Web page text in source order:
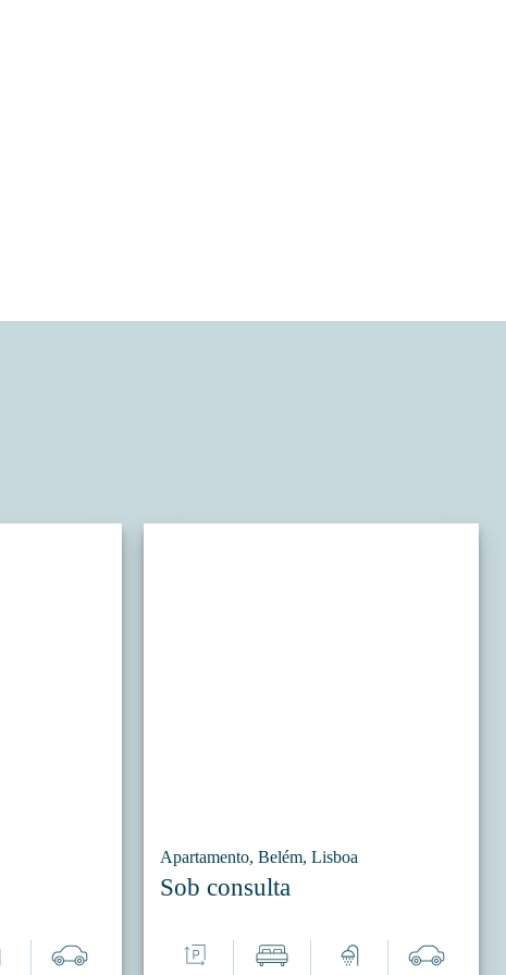
Apartamento, Belém, Lisboa
Sob consulta